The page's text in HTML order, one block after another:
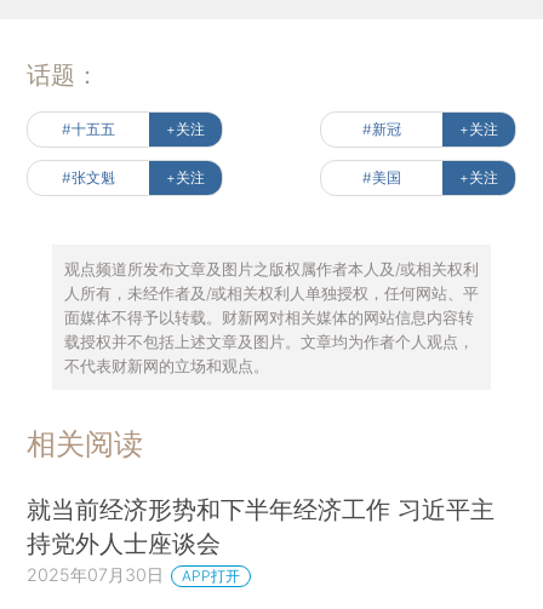
话题：
#十五五 +关注 #新冠 +关注
#张文魁 +关注 #美国 +关注
观点频道所发布文章及图片之版权属作者本人及/或相关权利
人所有，未经作者及/或相关权利人单独授权，任何网站、平
面媒体不得予以转载。财新网对相关媒体的网站信息内容转
载授权并不包括上述文章及图片。文章均为作者个人观点，
不代表财新网的立场和观点。
相关阅读
就当前经济形势和下半年经济工作 习近平主
持党外人士座谈会
2025年07月30日 APP打开